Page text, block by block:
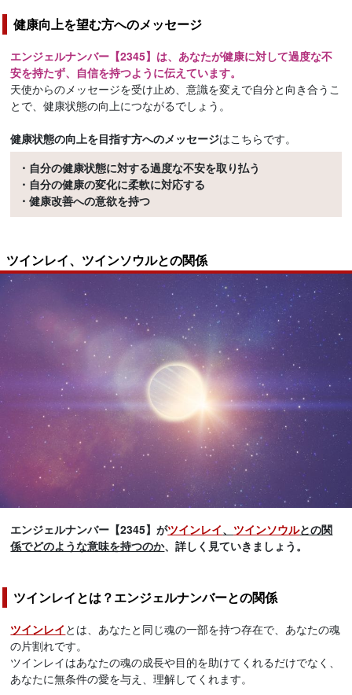
健康向上を望む方へのメッセージ
エンジェルナンバー【2345】は、あなたが健康に対して過度な不
安を持たず、自信を持つように伝えています。
天使からのメッセージを受け止め、意識を変えで自分と向き合うこ
とで、健康状態の向上につながるでしょう。
健康状態の向上を目指す方へのメッセージはこちらです。
・自分の健康状態に対する過度な不安を取り払う
・自分の健康の変化に柔軟に対応する
・健康改善への意欲を持つ
ツインレイ、ツインソウルとの関係
エンジェルナンバー【2345】がツインレイ、 ツインソウルとの関
係でどのような意味を持つのか、詳しく見ていきましょう。
ツインレイとは？エンジェルナンバーとの関係
ツインレイ とは、あなたと同じ魂の一部を持つ存在で、あなたの魂
の片割れです。
ツインレイはあなたの魂の成長や目的を助けてくれるだけでなく、
あなたに無条件の愛を与え、理解してくれます。